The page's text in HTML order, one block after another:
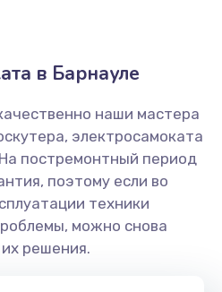
в Барнауле
наши мастера
электросамоката
постремонтный период
поэтому если во
техники
можно снова
решения.